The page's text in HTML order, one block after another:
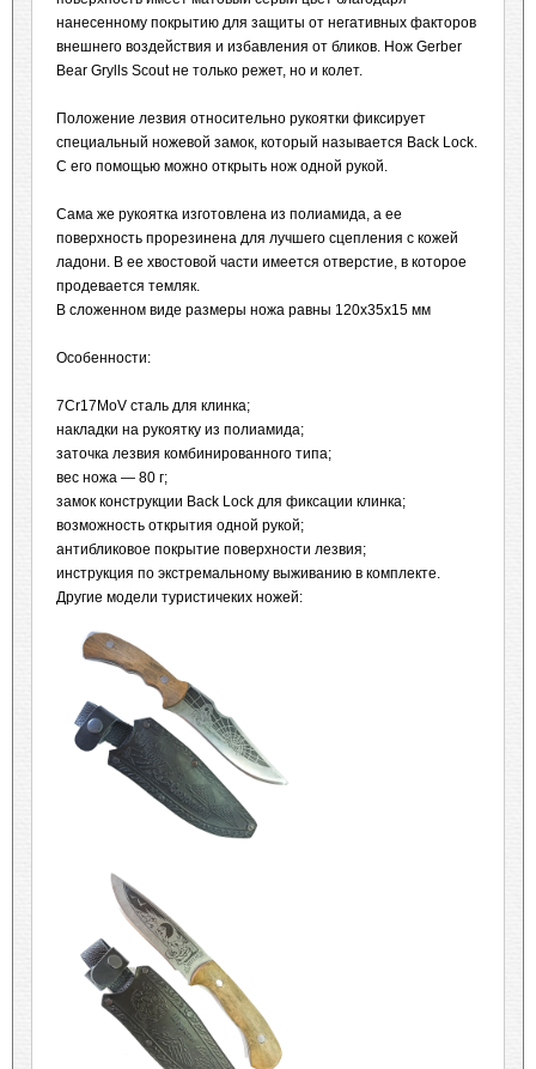
нанесенному покрытию для защиты от негативных факторов
внешнего воздействия и избавления от бликов. Нож Gerber
Bear Grylls Scout не только режет, но и колет.
Положение лезвия относительно рукоятки фиксирует
специальный ножевой замок, который называется Back Lock.
С его помощью можно открыть нож одной рукой.
Сама же рукоятка изготовлена из полиамида, а ее
поверхность прорезинена для лучшего сцепления с кожей
ладони. В ее хвостовой части имеется отверстие, в которое
продевается темляк.
В сложенном виде размеры ножа равны 120х35х15 мм
Особенности:
7Cr17MoV сталь для клинка;
накладки на рукоятку из полиамида;
заточка лезвия комбинированного типа;
вес ножа — 80 г;
замок конструкции Back Lock для фиксации клинка;
возможность открытия одной рукой;
антибликовое покрытие поверхности лезвия;
инструкция по экстремальному выживанию в комплекте.
Другие модели туристичеких ножей: